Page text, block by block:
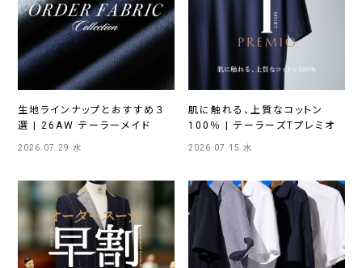
生地ラインナップとおすすめ３
選 | 26AW テーラーメイド
2026.07.29 水
肌に触れる、上質なコットン
100％ | テーラーズTプレミオ
2026.07.15 水